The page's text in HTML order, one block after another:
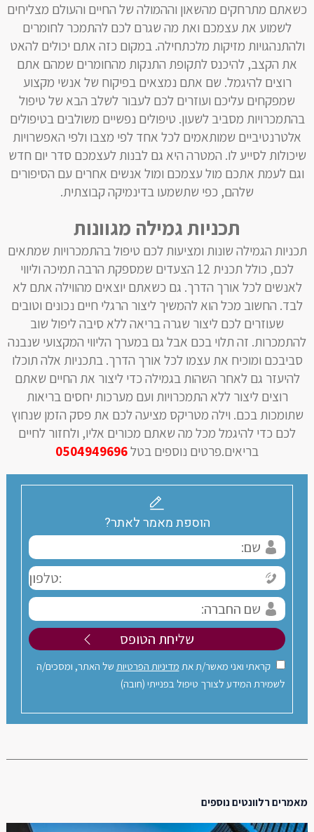
כשאתם מתרחקים מהשאון וההמולה של החיים והעולם מצליחים
לשמוע את עצמכם ואת מה שגרם לכם להתמכר לחומרים
ולהתנהגויות מזיקות מלכתחילה. במקום כזה אתם יכולים להאט
את הקצב, להיכנס לתקופת התנקות מהחומרים שמהם אתם
רוצים להיגמל. שם אתם נמצאים בפיקוח של אנשי מקצוע
שמפקחים עליכם ועוזרים לכם לעבור לשלב הבא של טיפול
בהתמכרויות מסביב לשעון. טיפולים נפשיים משולבים בטיפולים
אלטרנטיביים שמותאמים לכל אחד לפי מצבו ולפי האפשרויות
שיכולות לסייע לו. המטרה היא גם לבנות לעצמכם סדר יום חדש
וגם לעמת אתכם מול עצמכם ומול אנשים אחרים עם הסיפורים
שלהם, כפי שתשמעו בדינמיקה קבוצתית.
תכניות גמילה מגוונות
תכניות הגמילה שונות ומציעות לכם טיפול בהתמכרויות שמתאים
לכם, כולל תכנית 12 הצעדים שמספקת הרבה תמיכה וליווי
לאנשים לכל אורך הדרך. גם כשאתם יוצאים מהווילה אתם לא
לבד. החשוב מכל הוא להמשיך ליצור הרגלי חיים נכונים וטובים
שעוזרים לכם ליצור שגרה בריאה ללא סיבה ליפול שוב
להתמכרות. זה תלוי בכם אבל גם במערך הליווי המקצועי שנבנה
סביבכם ומוכיח את עצמו לכל אורך הדרך. בתכניות אלה תוכלו
להיעזר גם לאחר השהות בגמילה כדי ליצור את החיים שאתם
רוצים ליצור ללא התמכרויות ועם מערכות יחסים בריאות
שתומכות בכם. וילה מטריקס מציעה לכם את פסק הזמן שנחוץ
לכם כדי להיגמל מכל מה שאתם מכורים אליו, ולחזור לחיים
בריאים.פרטים נוספים בטל0504949696
הוספת מאמר לאתר?
קראתי ואני מאשר/ת את מדיניות הפרטיות של האתר, ומסכים/ה
לשמירת המידע לצורך טיפול בפנייתי (חובה)
מאמרים רלוונטים נוספים